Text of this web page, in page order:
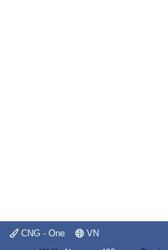
CNG - One VN